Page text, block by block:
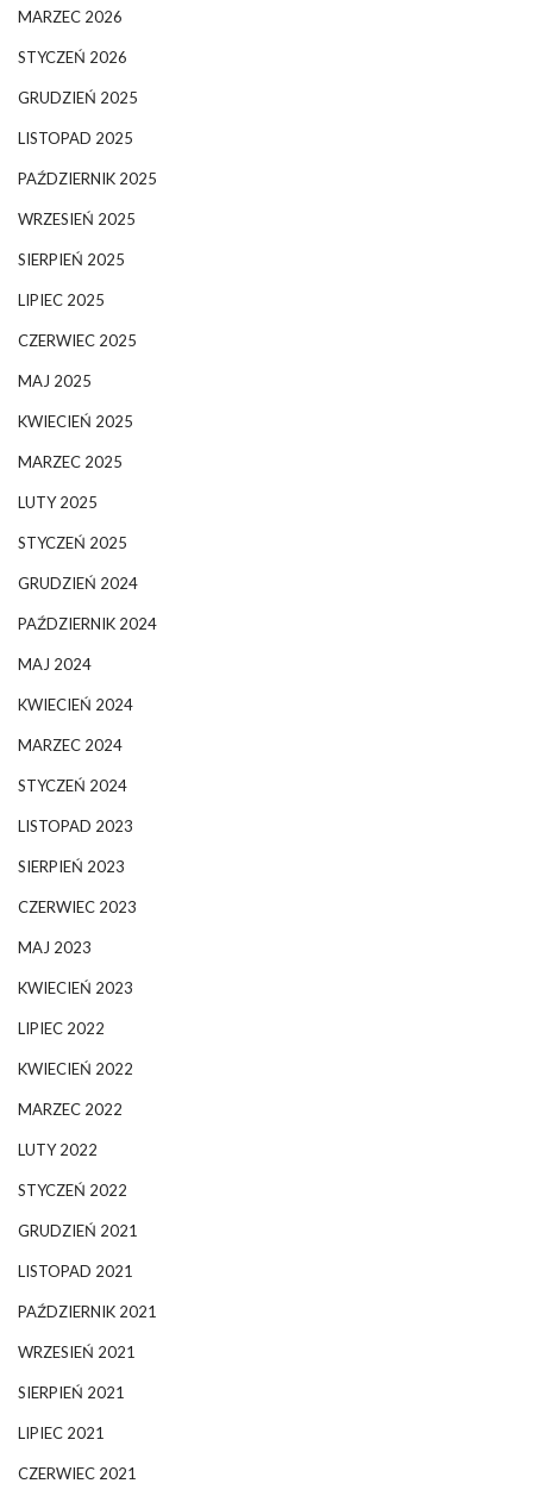
MARZEC 2026
STYCZEŃ 2026
GRUDZIEŃ 2025
LISTOPAD 2025
PAŹDZIERNIK 2025
WRZESIEŃ 2025
SIERPIEŃ 2025
LIPIEC 2025
CZERWIEC 2025
MAJ 2025
KWIECIEŃ 2025
MARZEC 2025
LUTY 2025
STYCZEŃ 2025
GRUDZIEŃ 2024
PAŹDZIERNIK 2024
MAJ 2024
KWIECIEŃ 2024
MARZEC 2024
STYCZEŃ 2024
LISTOPAD 2023
SIERPIEŃ 2023
CZERWIEC 2023
MAJ 2023
KWIECIEŃ 2023
LIPIEC 2022
KWIECIEŃ 2022
MARZEC 2022
LUTY 2022
STYCZEŃ 2022
GRUDZIEŃ 2021
LISTOPAD 2021
PAŹDZIERNIK 2021
WRZESIEŃ 2021
SIERPIEŃ 2021
LIPIEC 2021
CZERWIEC 2021